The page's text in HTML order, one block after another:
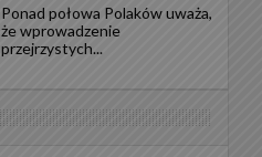
Ponad połowa Polaków uważa,
że wprowadzenie
przejrzystych...